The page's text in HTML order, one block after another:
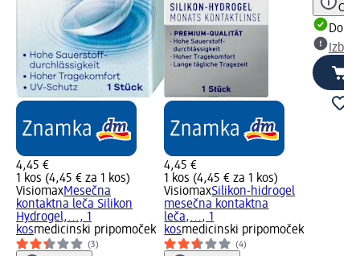
4,45 €
1 kos (4,45 € za 1 kos)
VisiomaxMesečna
kontaktna leča Silikon
Hydrogel,..., 1
kosmedicinski pripomoček
(3)
4,45 €
1 kos (4,45 € za 1 kos)
VisiomaxSilikon-hidrogel
mesečna kontaktna
leča,..., 1
kosmedicinski pripomoček
(4)